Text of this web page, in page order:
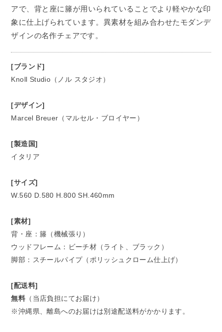
アで、背と座に籐が用いられていることでより軽やかな印
象に仕上げられています。異素材を組み合わせたモダンデ
ザインの名作チェアです。
[ブランド]
Knoll Studio（ノル スタジオ）
[デザイン]
Marcel Breuer（マルセル・ブロイヤー）
[製造国]
イタリア
[サイズ]
W.560 D.580 H.800 SH.460mm
[素材]
背・座：籐（機械張り）
ウッドフレーム：ビーチ材（ライト、ブラック）
脚部：スチールパイプ（ポリッシュクローム仕上げ）
[配送料]
無料 （当店負担にてお届け）
※沖縄県、離島へのお届けは別途配送料がかかります。